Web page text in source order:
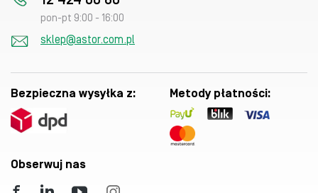
pon-pt 9:00 - 16:00
sklep@astor.com.pl
Bezpieczna wysyłka z: Metody płatności:
Obserwuj nas